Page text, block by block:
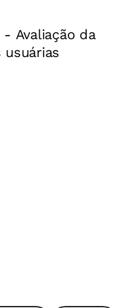
geral a História é
realizações
do
para